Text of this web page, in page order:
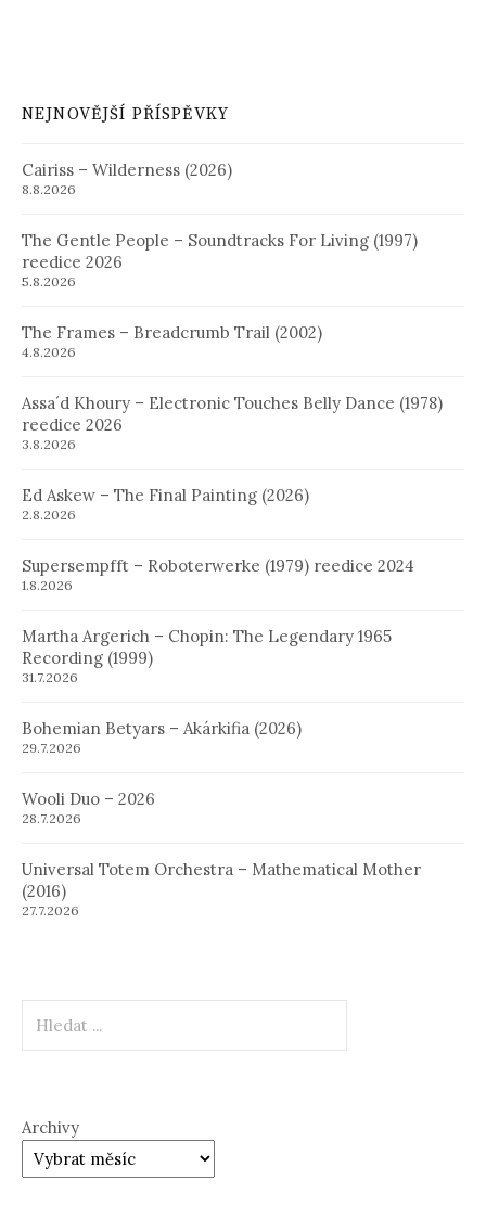
NEJNOVĚJŠÍ PŘÍSPĚVKY
Cairiss – Wilderness (2026)
8.8.2026
The Gentle People – Soundtracks For Living (1997)
reedice 2026
5.8.2026
The Frames – Breadcrumb Trail (2002)
4.8.2026
Assa´d Khoury – Electronic Touches Belly Dance (1978)
reedice 2026
3.8.2026
Ed Askew – The Final Painting (2026)
2.8.2026
Supersempfft – Roboterwerke (1979) reedice 2024
1.8.2026
Martha Argerich – Chopin: The Legendary 1965
Recording (1999)
31.7.2026
Bohemian Betyars – Akárkifia (2026)
29.7.2026
Wooli Duo – 2026
28.7.2026
Universal Totem Orchestra – Mathematical Mother
(2016)
27.7.2026
Archivy